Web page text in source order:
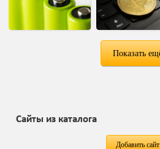
Показать
Сайты из каталога
Добавить сайт